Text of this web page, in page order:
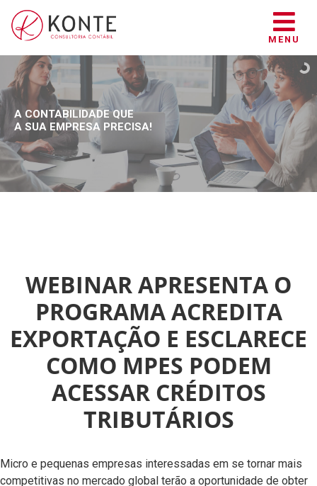
MENU
A CONTABILIDADE QUE
A SUA EMPRESA PRECISA!
WEBINAR APRESENTA O
PROGRAMA ACREDITA
EXPORTAÇÃO E ESCLARECE
COMO MPES PODEM
ACESSAR CRÉDITOS
TRIBUTÁRIOS
Micro e pequenas empresas interessadas em se tornar mais
competitivas no mercado global terão a oportunidade de obter